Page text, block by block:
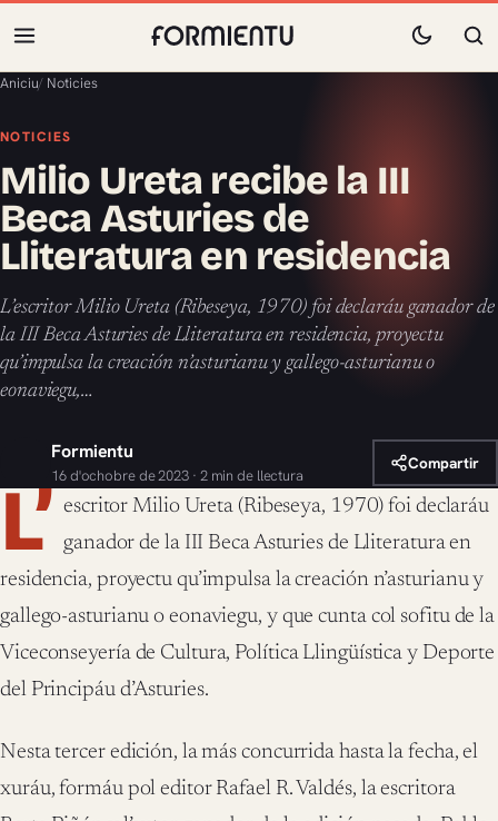
Aniciu/ Noticies
NOTICIES
Milio Ureta recibe la III
Beca Asturies de
Lliteratura en residencia
L’escritor Milio Ureta (Ribeseya, 1970) foi declaráu ganador de
la III Beca Asturies de Lliteratura en residencia, proyectu
qu’impulsa la creación n’asturianu y gallego-asturianu o
eonaviegu,…
Formientu
16 d'ochobre de 2023 · 2 min de llectura
Compartir
L’ escritor Milio Ureta (Ribeseya, 1970) foi declaráu
ganador de la III Beca Asturies de Lliteratura en
residencia, proyectu qu’impulsa la creación n’asturianu y
gallego-asturianu o eonaviegu, y que cunta col sofitu de la
Viceconseyería de Cultura, Política Llingüística y Deporte
del Principáu d’Asturies.
Nesta tercer edición, la más concurrida hasta la fecha, el
xuráu, formáu pol editor Rafael R. Valdés, la escritora